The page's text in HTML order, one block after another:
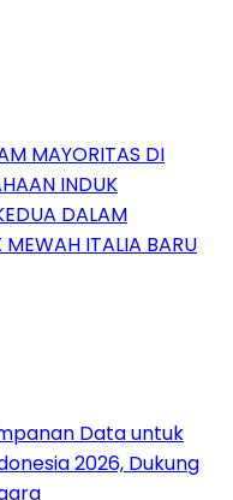
MAYORITAS DI
INDUK
DALAM
ITALIA BARU
Data untuk
2026, Dukung